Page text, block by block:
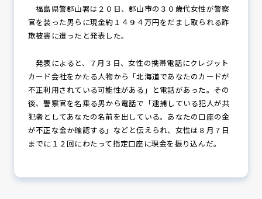
防犯パトロール
防犯セミナー
防犯対策情報
福島県警郡山署は２０日、郡山市の３０歳代女性が警察
官を装った男らに現金約１４９４万円をだまし取られる詐
欺被害に遭ったと発表した。
発表によると、７月３日、女性の携帯電話にクレジット
カード会社をかたる人物から「北海道であなたのカードが
不正利用されている可能性がある」と電話があった。その
後、警察官を名乗る男から電話で「逮捕している犯人が共
犯者としてあなたの名前を出している。あなたの口座の金
が不正な金か確認する」などと伝えられ、女性は８月７日
までに１２回にわたって指定口座に現金を振り込んだ。